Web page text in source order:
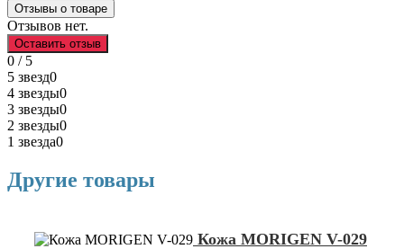
Отзывы о товаре
Отзывов нет.
Оставить отзыв
0 / 5
5 звезд0
4 звезды0
3 звезды0
2 звезды0
1 звезда0
Другие товары
Кожа MORIGEN V-029